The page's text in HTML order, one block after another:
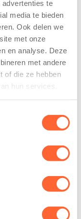
te
media te bieden
Ook delen we
met onze
en analyse. Deze
met andere
of die ze hebben
hun services.
First
nieuw
in
Wiarda in
2026
van een